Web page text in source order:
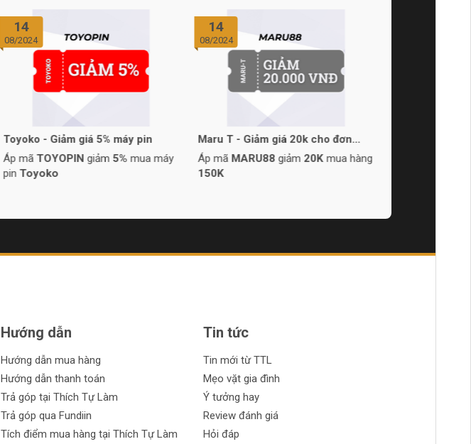
14
08/2024
Toyoko - Giảm giá 5% máy pin
Áp mã TOYOPIN giảm 5% mua máy
pin Toyoko
14
08/2024
Maru T - Giảm giá 20k cho đơn
150k
Áp mã MARU88 giảm 20Kmua hàng
150K
Hướng dẫn
Hướng dẫn mua hàng
Hướng dẫn thanh toán
Trả góp tại Thích Tự Làm
Trả góp qua Fundiin
Tích điểm mua hàng tại Thích Tự Làm
Tin tức
Tin mới từ TTL
Mẹo vặt gia đình
Ý tưởng hay
Review đánh giá
Hỏi đáp